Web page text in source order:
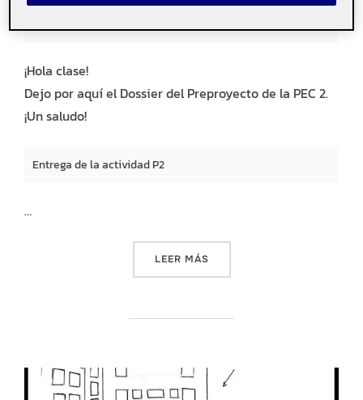
¡Hola clase!
Dejo por aquí el Dossier del Preproyecto de la PEC 2.
¡Un saludo!
Entrega de la actividad P2
…
LEER MÁS«LA VISIONARIA.